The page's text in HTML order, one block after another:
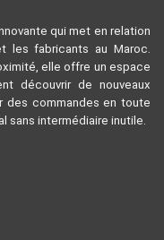
qui met en relation
les fabricants au Maroc.
elle offre un espace
découvrir de nouveaux
des commandes en toute
sans intermédiaire inutile.